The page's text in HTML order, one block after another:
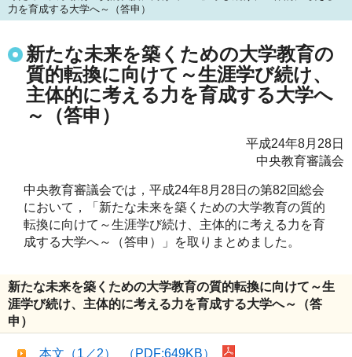
力を育成する大学へ～（答申）
新たな未来を築くための大学教育の
質的転換に向けて～生涯学び続け、
主体的に考える力を育成する大学へ
～（答申）
平成24年8月28日
中央教育審議会
中央教育審議会では，平成24年8月28日の第82回総会
において，「新たな未来を築くための大学教育の質的
転換に向けて～生涯学び続け、主体的に考える力を育
成する大学へ～（答申）」を取りまとめました。
新たな未来を築くための大学教育の質的転換に向けて～生
涯学び続け、主体的に考える力を育成する大学へ～（答
申）
本文（1／2） （PDF:649KB）